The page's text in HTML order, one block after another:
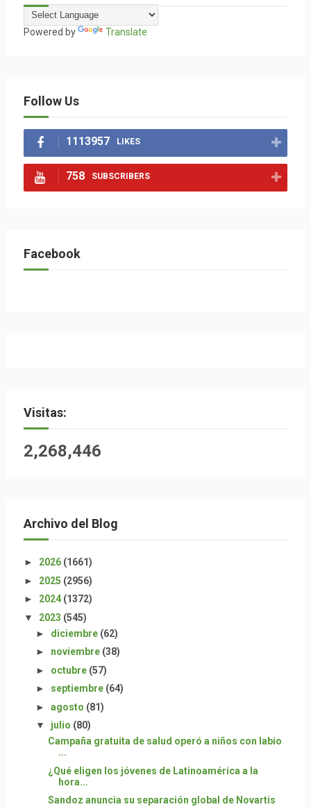
Powered by Translate
Follow Us
1113957 LIKES
758 SUBSCRIBERS
Facebook
Visitas:
2,268,446
Archivo del Blog
► 2026 (1661)
► 2025 (2956)
► 2024 (1372)
▼ 2023 (545)
► diciembre (62)
► noviembre (38)
► octubre (57)
► septiembre (64)
► agosto (81)
▼ julio (80)
Campaña gratuita de salud operó a niños con labio
...
¿Qué eligen los jóvenes de Latinoamérica a la
hora...
Sandoz anuncia su separación global de Novartis